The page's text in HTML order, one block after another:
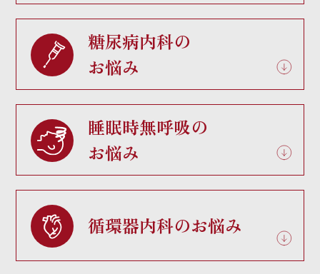
糖尿病内科の
お悩み
睡眠時無呼吸の
お悩み
循環器内科のお悩み